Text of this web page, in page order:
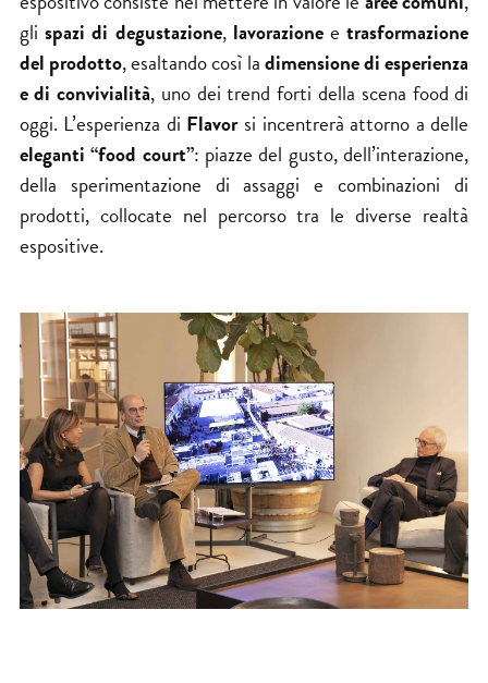
gli spazi di degustazione, lavorazioneetrasformazione
del prodotto, esaltando così ladimensione di esperienza
e di convivialità, uno dei trend forti della scena food di
oggi. L’esperienza di Flavorsi incentrerà attorno a delle
eleganti “food court”: piazze del gusto, dell’interazione,
della sperimentazione di assaggi e combinazioni di
prodotti, collocate nel percorso tra le diverse realtà
espositive.